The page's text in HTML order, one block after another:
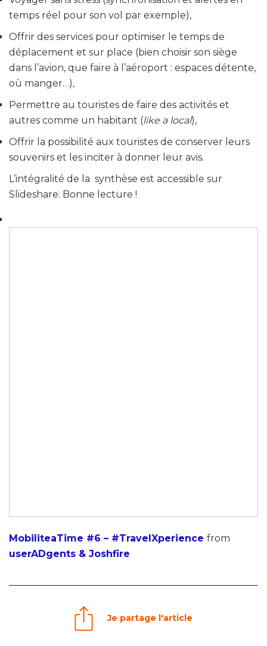
temps réel pour son vol par exemple),
Offrir des services pour optimiser le temps de
déplacement et sur place (bien choisir son siège
dans l’avion, que faire à l’aéroport : espaces détente,
où manger…),
Permettre au touristes de faire des activités et
autres comme un habitant (like a local),
Offrir la possibilité aux touristes de conserver leurs
souvenirs et les inciter à donner leur avis.
L’intégralité de la synthèse est accessible sur
Slideshare. Bonne lecture !
MobiliteaTime #6 – #TravelXperience from
userADgents & Joshfire
Je partage l'article